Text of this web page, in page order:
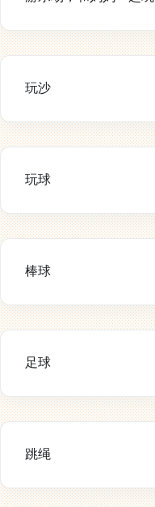
玩沙
玩球
棒球
足球
跳绳